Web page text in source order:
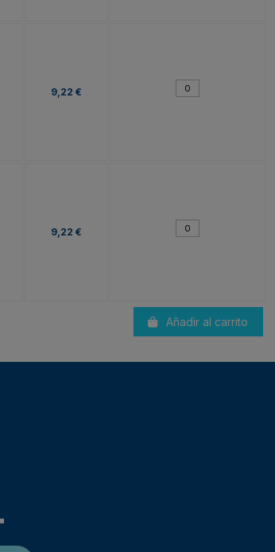
9,22 €
9,22 €
Añadir al carrito